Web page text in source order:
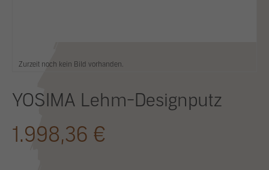
Zurzeit noch kein Bild vorhanden.
YOSIMA Lehm-Designputz
1.998,36 €